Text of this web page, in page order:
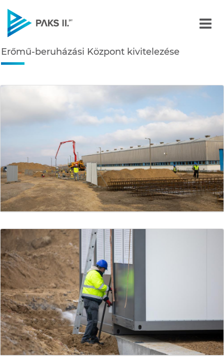
Navigáció
Erőmű-beruházási
Erőmű-beruházási Központ kivitelezése